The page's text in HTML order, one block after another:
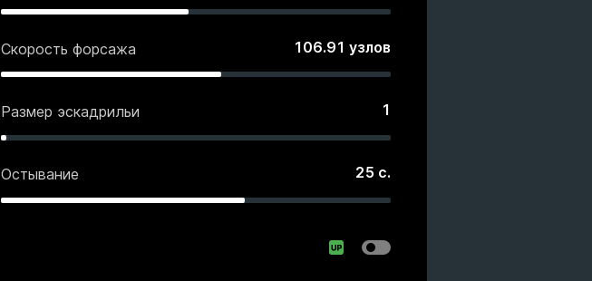
Скорость форсажа 106.91 узлов
Размер эскадрильи 1
Остывание 25 с.